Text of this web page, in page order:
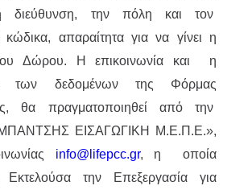
διεύθυνση, την πόλη και τον
κώδικα, απαραίτητα για να γίνει η
Δώρου. Η επικοινωνία και η
των δεδομένων της Φόρμας
θα πραγματοποιηθεί από την
ΕΙΣΑΓΩΓΙΚΗ Μ.Ε.Π.Ε.»,
info@lifepcc.gr, η οποία
Εκτελούσα την Επεξεργασία για